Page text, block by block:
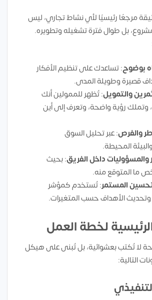
مرجعًا رئيسيًا لأي نشاط تجاري، ليس
بل طوال فترة تشغيله وتطويره.
بوضوح: تساعدك على تنظيم الأفكار
قصيرة وطويلة المدى.
والتمويل: تُظهر للممولين أنك
رؤية واضحة، وتعرف إلى أين
والفرص: عبر تحليل السوق
المحيطة.
والمسؤوليات داخل الفريق: بحيث
ما المتوقع منه.
المستمر: تُستخدم كمؤشر
وتحديث الأهداف حسب المتغيرات.
لخطة العمل
لا تُكتب بعشوائية، بل تُبنى على هيكل
التالية: